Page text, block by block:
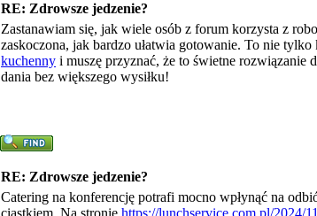
RE: Zdrowsze jedzenie?
Zastanawiam się, jak wiele osób z forum korzysta z
zaskoczona, jak bardzo ułatwia gotowanie. To nie
kuchenny i muszę przyznać, że to świetne rozwiązanie
dania bez większego wysiłku!
RE: Zdrowsze jedzenie?
Catering na konferencję potrafi mocno wpłynąć na
ciastkiem. Na stronie https://lunchservice.com.pl/2024/